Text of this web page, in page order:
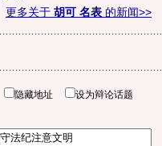
更多关于 胡可 名表 的新闻>>
隐藏地址 设为辩论话题